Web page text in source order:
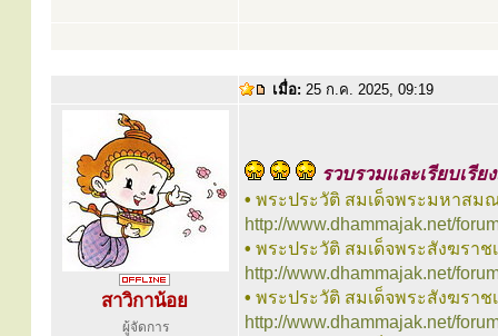
เมื่อ: 25 ก.ค. 2025, 09:19
สาวิกาน้อย
ผู้จัดการ
รวบรวมและเรียบเรีย
• พระประวัติ สมเด็จพระมหาสม
http://www.dhammajak.net/
• พระประวัติ สมเด็จพระสังฆรา
http://www.dhammajak.net/
• พระประวัติ สมเด็จพระสังฆรา
http://www.dhammajak.net/